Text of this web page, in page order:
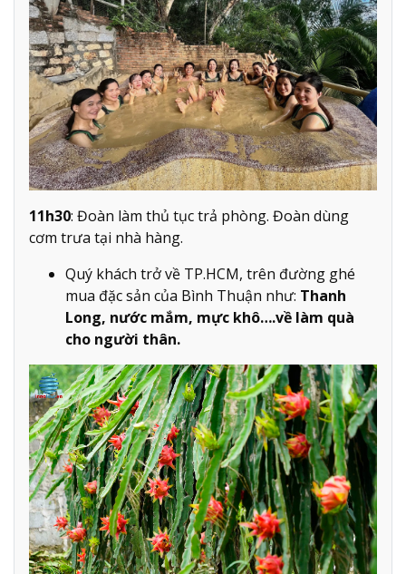
11h30: Đoàn làm thủ tục trả phòng. Đoàn dùng
cơm trưa tại nhà hàng.
Quý khách trở về TP.HCM, trên đường ghé
mua đặc sản của Bình Thuận như: Thanh
Long, nước mắm, mực khô….về làm quà
cho người thân.